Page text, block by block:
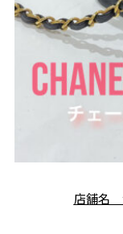
店舗名